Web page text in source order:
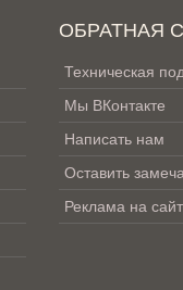
ОБРАТНАЯ
Техническая
Мы ВКонтакте
Написать нам
Оставить
Реклама на